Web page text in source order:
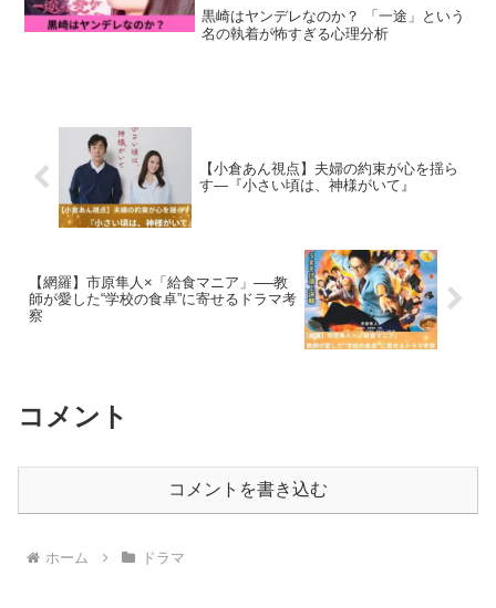
黒崎はヤンデレなのか？ 「一途」という
名の執着が怖すぎる心理分析
【小倉あん視点】夫婦の約束が心を揺ら
す―『小さい頃は、神様がいて』
【網羅】市原隼人×「給食マニア」──教
師が愛した“学校の食卓”に寄せるドラマ考
察
コメント
コメントを書き込む
ホーム ドラマ